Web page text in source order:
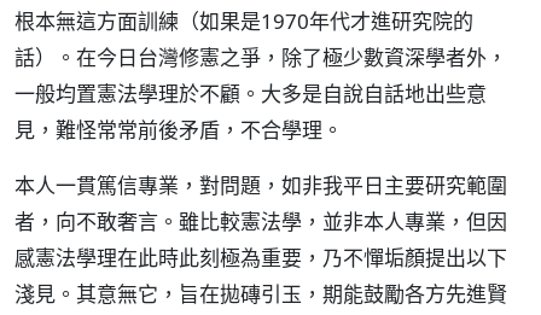
根本無這方面訓練（如果是1970年代才進研究院的
話）。在今日台灣修憲之爭，除了極少數資深學者外，
一般均置憲法學理於不顧。大多是自說自話地出些意
見，難怪常常前後矛盾，不合學理。
本人一貫篤信專業，對問題，如非我平日主要研究範圍
者，向不敢奢言。雖比較憲法學，並非本人專業，但因
感憲法學理在此時此刻極為重要，乃不憚垢顏提出以下
淺見。其意無它，旨在拋磚引玉，期能鼓勵各方先進賢